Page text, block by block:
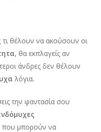
τι θέλουν να ακούσουν οι
, θα εκπλαγείς αν
άνδρες δεν θέλουν
λόγια.
την φαντασία σου
που μπορούν να